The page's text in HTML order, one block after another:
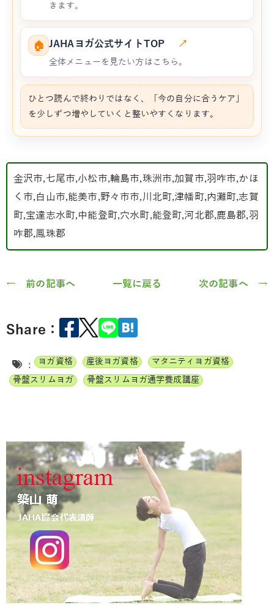
きます。
🏠 JAHAヨガ公式サイトTOP ↗
全体メニューを見たい方はこちら。
ひとつ読んで終わりではなく、「今の自分に合うケア」
を少しずつ増やしていくと整いやすくなります。
金沢市,七尾市,小松市,輪島市,珠洲市,加賀市,羽咋市,かほ
く市,白山市,能美市,野々市市,川北町,津幡町,内灘町,志賀
町,宝達志水町,中能登町,穴水町,能登町,河北郡,鹿島郡,羽
咋郡,鳳珠郡
← 前の記事へ 一覧に戻る 次の記事へ →
Share：
: ヨガ資格 産後ヨガ資格
マタニティヨガ資格
骨盤スリムヨガ
骨盤スリムヨガ通学養成講座